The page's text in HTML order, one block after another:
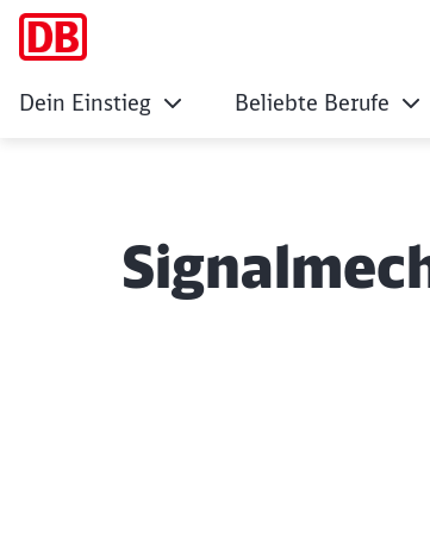
Dein Einstieg Beliebte Berufe